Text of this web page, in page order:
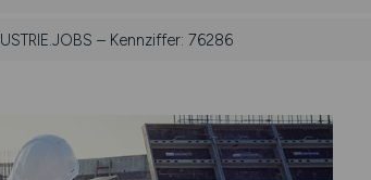
– Kennziffer: 76286